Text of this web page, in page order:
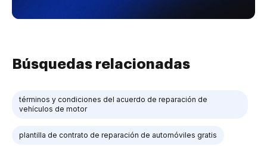
Búsquedas relacionadas
términos y condiciones del acuerdo de reparación de
vehículos de motor
plantilla de contrato de reparación de automóviles gratis